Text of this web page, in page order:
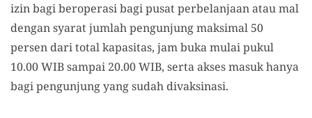
izin bagi beroperasi bagi pusat perbelanjaan atau mal
dengan syarat jumlah pengunjung maksimal 50
persen dari total kapasitas, jam buka mulai pukul
10.00 WIB sampai 20.00 WIB, serta akses masuk hanya
bagi pengunjung yang sudah divaksinasi.